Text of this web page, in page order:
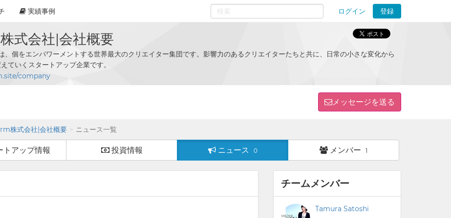
実績事例 ログイン
登録
0
式会社|会社概要
個をエンパワーメントする世界最大のクリエイター集団です。影響力のあるクリエイターたちと共に、日常の小さな変化から
ていくスタートアップ企業です。
company
メッセージを送る
株式会社|会社概要 ニュース一覧
トアップ情報 投資情報 ニュース 0 メンバー 1
チームメンバー
Tamura Satoshi